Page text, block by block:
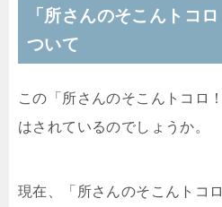
「所さんのそこんトコ
ついて
この「所さんのそこんトコロ
はされているのでしょうか。
現在、「所さんのそこんトコ